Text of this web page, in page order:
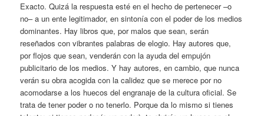
Exacto. Quizá la respuesta esté en el hecho de pertenecer –o
no– a un ente legitimador, en sintonía con el poder de los medios
dominantes. Hay libros que, por malos que sean, serán
reseñados con vibrantes palabras de elogio. Hay autores que,
por flojos que sean, venderán con la ayuda del empujón
publicitario de los medios. Y hay autores, en cambio, que nunca
verán su obra acogida con la calidez que se merece por no
acomodarse a los huecos del engranaje de la cultura oficial. Se
trata de tener poder o no tenerlo. Porque da lo mismo si tienes